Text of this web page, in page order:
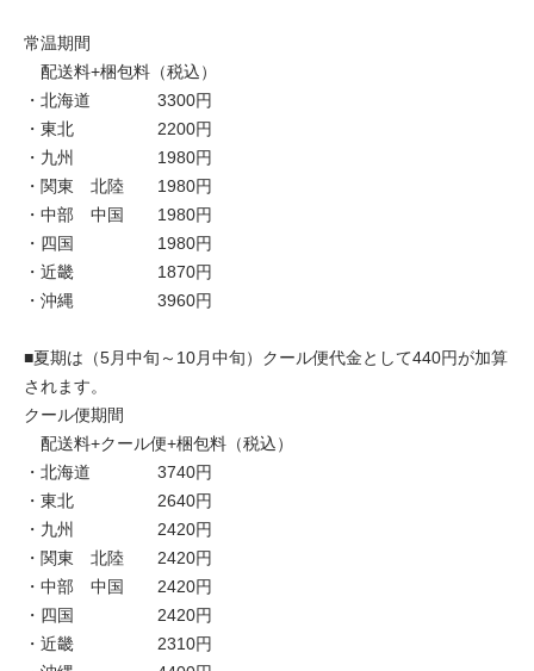
常温期間
配送料+梱包料（税込）
・北海道 3300円
・東北 2200円
・九州 1980円
・関東 北陸 1980円
・中部 中国 1980円
・四国 1980円
・近畿 1870円
・沖縄 3960円
■夏期は（5月中旬～10月中旬）クール便代金として440円が加算
されます。
クール便期間
配送料+クール便+梱包料（税込）
・北海道 3740円
・東北 2640円
・九州 2420円
・関東 北陸 2420円
・中部 中国 2420円
・四国 2420円
・近畿 2310円